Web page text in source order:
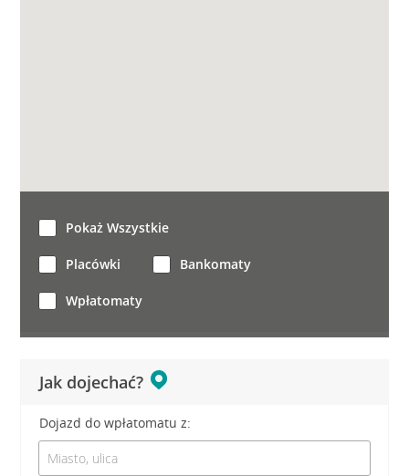
Jak dojechać?
Dojazd do wpłatomatu z:
Pokaż Wszystkie
Placówki Bankomaty
Wpłatomaty